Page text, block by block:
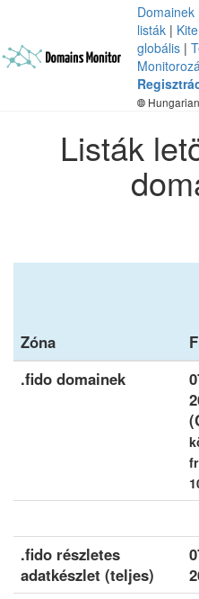
Domainek
listák |
globális |
Hungarian
Listák
Zóna
.fido domainek
.fido részletes
adatkészlet (teljes)